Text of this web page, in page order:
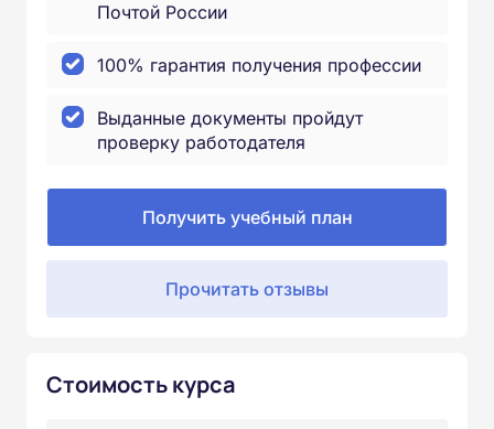
Почтой России
100% гарантия получения профессии
Выданные документы пройдут
проверку работодателя
Получить учебный план
Прочитать отзывы
Стоимость курса